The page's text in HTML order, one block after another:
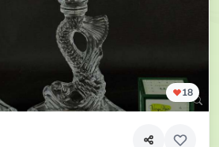
18
de vidrio con diseño de pez koi